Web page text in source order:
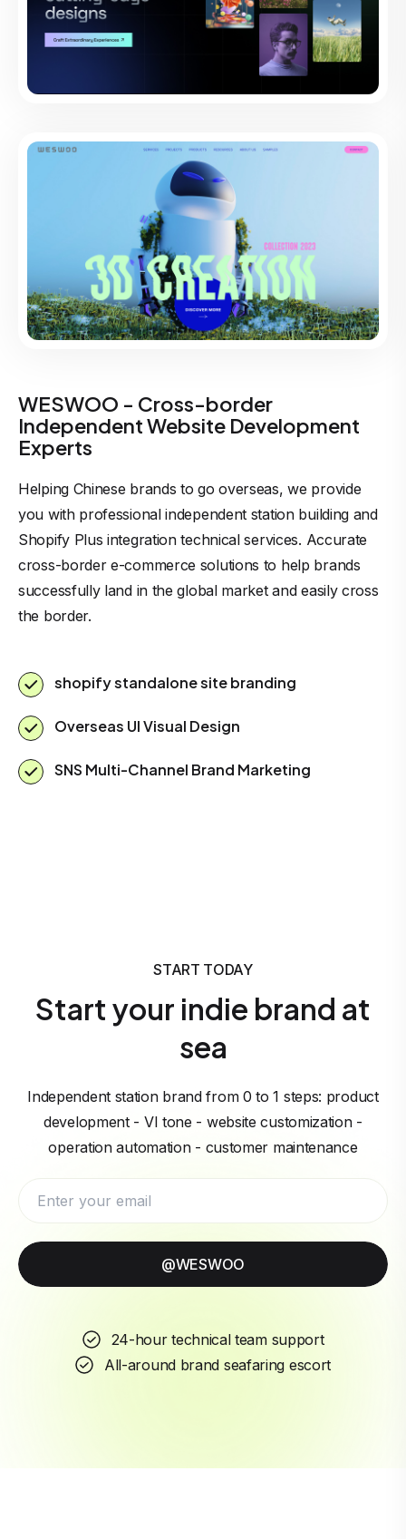
WESWOO - Cross-border
Independent Website Development
Experts
Helping Chinese brands to go overseas, we provide
you with professional independent station building and
Shopify Plus integration technical services. Accurate
cross-border e-commerce solutions to help brands
successfully land in the global market and easily cross
the border.
shopify standalone site branding
Overseas UI Visual Design
SNS Multi-Channel Brand Marketing
START TODAY
Start your indie brand at
sea
Independent station brand from 0 to 1 steps: product
development - VI tone - website customization -
operation automation - customer maintenance
@WESWOO
24-hour technical team support
All-around brand seafaring escort